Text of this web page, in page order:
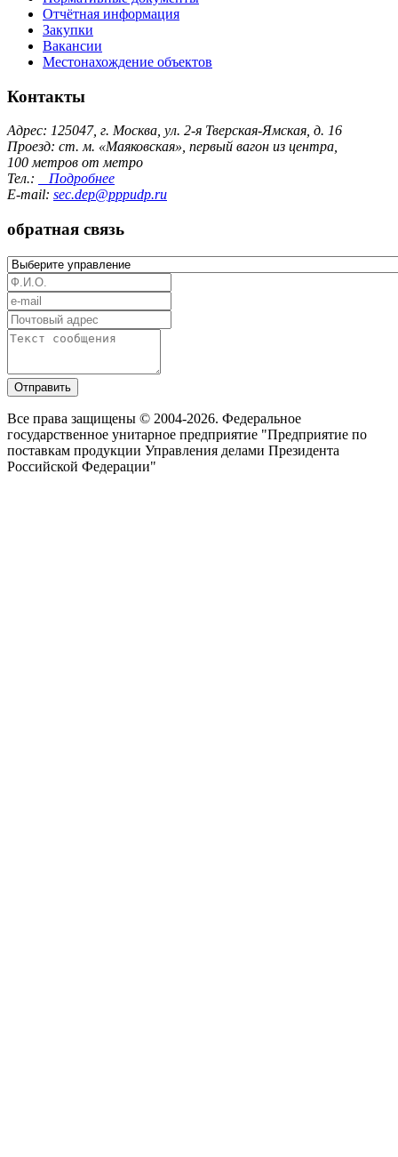
Отчётная информация
Закупки
Вакансии
Местонахождение объектов
Контакты
Адрес: 125047, г. Москва, ул. 2-я Тверская-Ямская, д. 16
Проезд: ст. м. «Маяковская», первый вагон из центра,
100 метров от метро
Тел.:
Подробнее
E-mail: sec.dep@pppudp.ru
обратная связь
Отправить
Все права защищены © 2004-2026. Федеральное
государственное унитарное предприятие "Предприятие по
поставкам продукции Управления делами Президента
Российской Федерации"